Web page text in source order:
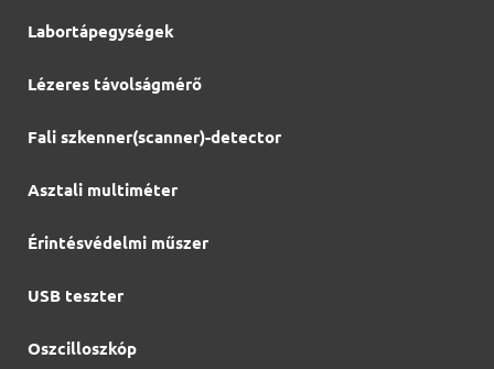
Labortápegységek
Lézeres távolságmérő
Fali szkenner(scanner)-detector
Asztali multiméter
Érintésvédelmi műszer
USB teszter
Oszcilloszkóp